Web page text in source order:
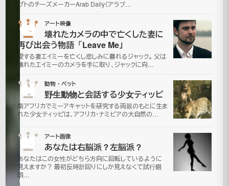
上
の
ハ
プ
ニ
ン
グ
2006
プトのチーズメーカーArab Daily（アラブ…
03 アート映像
壊れたカメラの中で亡くした妻に
再び出会う物語「Leave Me」
愛する妻エイミーを亡くし悲しみに暮れるジャック。 父は
壊れたエイミーのカメラを手に取り、ジャックに向…
04 動物・ペット
野生動物と会話する少女ティッピ
南アフリカでミーアキャットを研究する両親のもとに生ま
れた少女ティッピは、アフリカ・ナミビアの大自然の…
05 アート画像
あなたは右脳派？左脳派？
あなたはこの女性がどちら方向に回転しているように
見えますか？ 最初反時計回りにしか見えなくて試行錯
誤…